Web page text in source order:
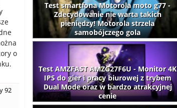
o
92
Test smartfona Motorola moto g77 -
Zdecydowanie nie warta takich
pieniędzy! Motorola strzela
samobójczego gola
Test AMZFAST AMZG27F6U - Monitor 4K
IPS do gier i pracy biurowej z trybem
Dual Mode oraz w bardzo atrakcyjnej
cenie